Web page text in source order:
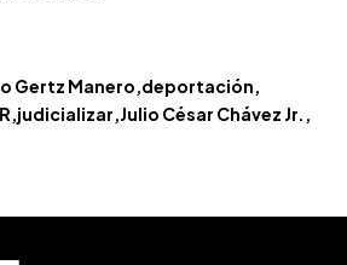
Gertz Manero deportación
judicializar Julio César Chávez Jr.